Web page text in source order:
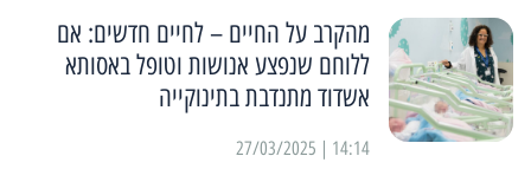
מהקרב על החיים – לחיים חדשים: אם
ללוחם שנפצע אנושות וטופל באסותא
אשדוד מתנדבת בתינוקייה
14:14 | 27/03/2025